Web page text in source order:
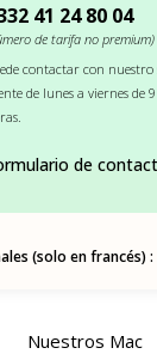
41 24 80 04
de tarifa no premium)
contactar con
de lunes a viernes de
de
(solo en francés) :
Nuestros Mac